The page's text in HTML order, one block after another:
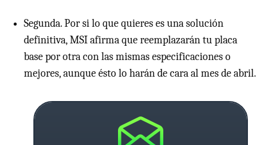
Segunda. Por si lo que quieres es una solución
definitiva,MSIafirma que reemplazarán tu placa
base por otra con las mismas especificaciones o
mejores, aunque ésto lo harán de cara al mes de abril.